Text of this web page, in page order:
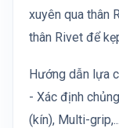
xuyên qua thân
thân Rivet để
Hướng dẫn lựa
- Xác định
(kín), Multi-grip,...